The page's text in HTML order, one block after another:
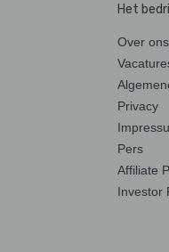
Het
Over ons
Privacy
Pers
Affiliate
Investor